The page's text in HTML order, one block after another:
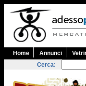
Home Annunci
Cerca: